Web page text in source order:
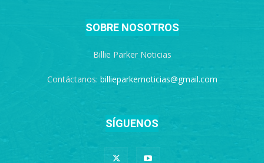
SOBRE NOSOTROS
Billie Parker Noticias
Contáctanos: billieparkernoticias@gmail.com
SÍGUENOS